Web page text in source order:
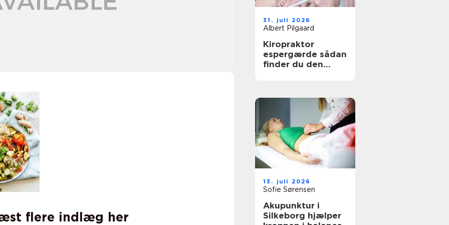
flere indlæg her
31. juli 2026
Albert Pilgaard
Kiropraktor
espergærde sådan
finder du den
13. juli 2026
Sofie Sørensen
Akupunktur i
Silkeborg hjælper